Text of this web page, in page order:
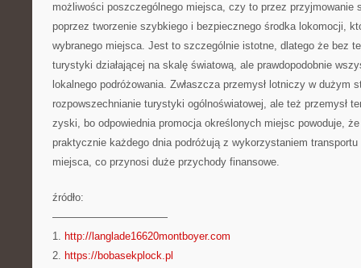
możliwości poszczególnego miejsca, czy to przez przyjmowanie
poprzez tworzenie szybkiego i bezpiecznego środka lokomocji,
wybranego miejsca. Jest to szczególnie istotne, dlatego że bez
turystyki działającej na skalę światową, ale prawdopodobnie
lokalnego podróżowania. Zwłaszcza przemysł lotniczy w dużym
rozpowszechnianie turystyki ogólnoświatowej, ale też przemysł
zyski, bo odpowiednia promocja określonych miejsc powoduje,
praktycznie każdego dnia podróżują z wykorzystaniem
miejsca, co przynosi duże przychody finansowe.
źródło:
———————————
1. http://langlade16620montboyer.com
2. https://bobasekplock.pl